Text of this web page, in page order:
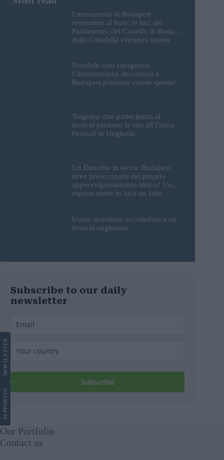
I monumenti di Budapest
resteranno al buio: le luci del
Parlamento, del Castello di Buda e
della Cittadella verranno spente
Possibile crisi energetica:
l’illuminazione decorativa a
Budapest potrebbe essere spenta!
Tragedia: due partecipanti al
festival perdono la vita all’Ozora
Festival in Ungheria
Un Danubio in secca: Budapest
deve preoccuparsi del proprio
approvvigionamento idrico? Un
esperto mette in luce un fatto
Uomo israeliano accoltellato a un
festival ungherese
Subscribe to our daily
newsletter
Subscribe
SUPPORT
US
NEWS
LETTER
Our Portfolio
Contact us